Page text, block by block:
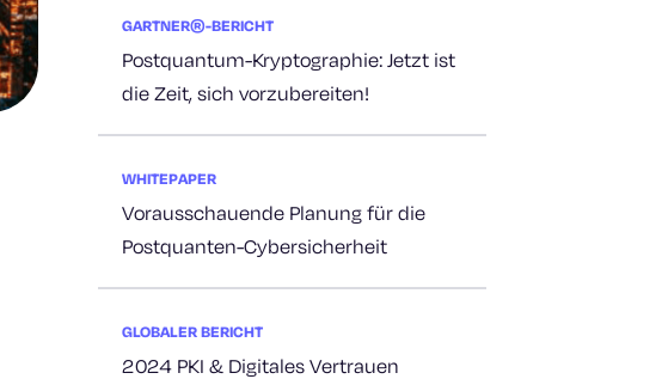
GARTNER®-BERICHT
Postquantum-Kryptographie: Jetzt ist
die Zeit, sich vorzubereiten!
WHITEPAPER
Vorausschauende Planung für die
Postquanten-Cybersicherheit
GLOBALER BERICHT
2024 PKI & Digitales Vertrauen